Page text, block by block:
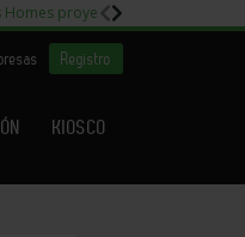
proyecto Fiora
Registro
KIOSCO